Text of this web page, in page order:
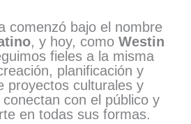
comenzó bajo el nombre
, y hoy, como Westin
fieles a la misma
planificación y
proyectos culturales y
con el público y
en todas sus formas.